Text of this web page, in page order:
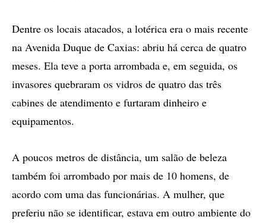
Dentre os locais atacados, a lotérica era o mais recente
na Avenida Duque de Caxias: abriu há cerca de quatro
meses. Ela teve a porta arrombada e, em seguida, os
invasores quebraram os vidros de quatro das três
cabines de atendimento e furtaram dinheiro e
equipamentos.
A poucos metros de distância, um salão de beleza
também foi arrombado por mais de 10 homens, de
acordo com uma das funcionárias. A mulher, que
preferiu não se identificar, estava em outro ambiente do